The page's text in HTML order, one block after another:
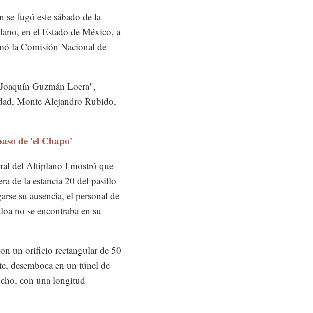
se fugó este sábado de la
en el Estado de México, a
la Comisión Nacional de
Guzmán Loera",
Monte Alejandro Rubido,
de 'el Chapo'
del Altiplano I mostró que
de la estancia 20 del pasillo
su ausencia, el personal de
no se encontraba en su
un orificio rectangular de 50
desemboca en un túnel de
con una longitud